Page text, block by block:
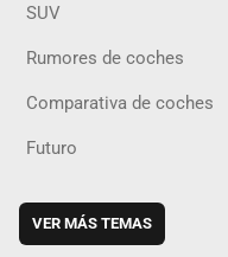
SUV
Rumores de coches
Comparativa de coches
Futuro
VER MÁS TEMAS